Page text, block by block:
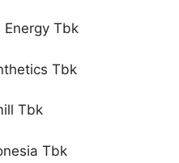
Energy Tbk
Tbk
Tbk
Tbk